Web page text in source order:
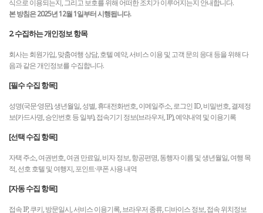
식으로 이용되는지, 그리고 보호를 위해 어떠한 조치가 이루어지는지 안내합니다.
본 방침은 2025년 12월 1일부터 시행됩니다.
2. 수집하는 개인정보 항목
회사는 회원가입, 맞춤여행 상담, 호텔 예약, 서비스 이용 및 고객 문의 응대 등을 위해 다
음과 같은 개인정보를 수집합니다.
[필수 수집 항목]
성명(국문·영문), 생년월일, 성별, 휴대전화번호, 이메일주소, 로그인 ID, 비밀번호, 결제정
보(카드사명, 승인번호 등 일부), 접속기기 정보(브라우저, IP), 예약내역 및 이용기록
[선택 수집 항목]
자택 주소, 여권번호, 여권 만료일, 비자 정보, 항공편명, 동행자 이름 및 생년월일, 여행 목
적, 선호 호텔 및 여행지, 포인트·쿠폰 사용 내역
[자동 수집 항목]
접속 IP, 쿠키, 방문일시, 서비스 이용기록, 브라우저 종류, 디바이스 정보, 접속 위치정보